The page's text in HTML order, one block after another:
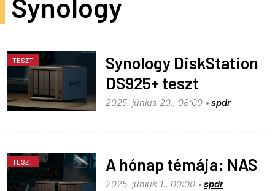
Synology
TESZT
Synology DiskStation
DS925+ teszt
2025. június 20., 08:00 spdr
TESZT A hónap témája: NAS
2025. június 1., 00:00 spdr